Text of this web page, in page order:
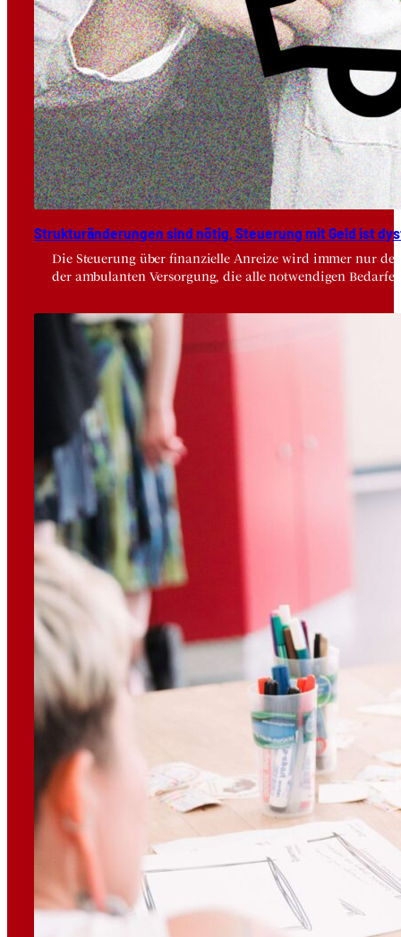
Struk­tur­än­de­run­gen sind nötig, Steue­rung mit Geld ist
Die Steuerung über finanzielle Anreize wird immer nur
der ambulanten Versorgung, die alle notwendigen Bedarfe